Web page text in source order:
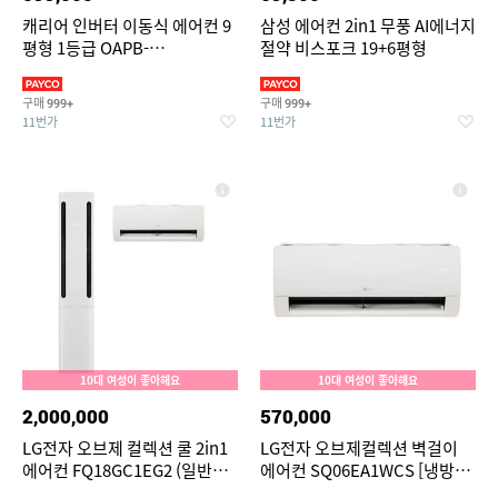
캐리어 인버터 이동식 에어컨 9
평형 1등급 OAPB-
구매 999+
11번가
삼성 에어컨 2in1 무풍 AI에너지
절약 비스포크 19+6평형
구매 999+
11번가
10대 여성이 좋아해요
2,000,000
LG전자 오브제 컬렉션 쿨 2in1
에어컨 FQ18GC1EG2 (일반배
10대 여성이 좋아해요
570,000
LG전자 오브제컬렉션 벽걸이
에어컨 SQ06EA1WCS [냉방